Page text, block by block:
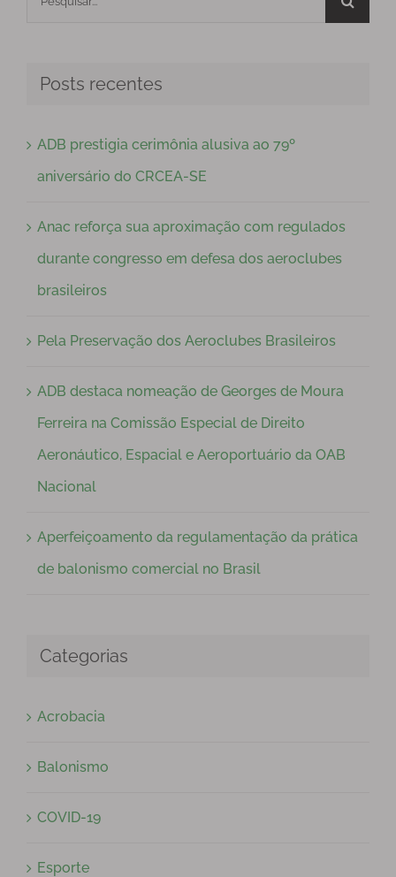
Posts recentes
ADB prestigia cerimônia alusiva ao 79º
aniversário do CRCEA-SE
Anac reforça sua aproximação com regulados
durante congresso em defesa dos aeroclubes
brasileiros
Pela Preservação dos Aeroclubes Brasileiros
ADB destaca nomeação de Georges de Moura
Ferreira na Comissão Especial de Direito
Aeronáutico, Espacial e Aeroportuário da OAB
Nacional
Aperfeiçoamento da regulamentação da prática
de balonismo comercial no Brasil
Categorias
Acrobacia
Balonismo
COVID-19
Esporte